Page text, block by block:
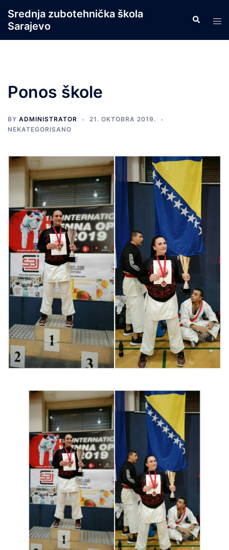
content
Srednja zubotehnička škola
Sarajevo
Search
Ponos škole
BY ADMINISTRATOR
21. OKTOBRA 2019.
NEKATEGORISANO